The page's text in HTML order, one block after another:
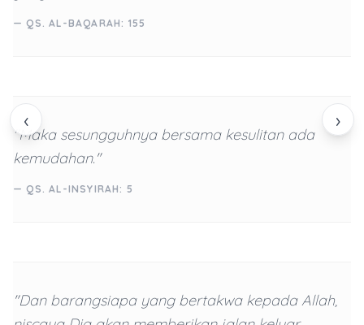
‹ ›
— QS. AL-BAQARAH: 155
"Maka sesungguhnya bersama kesulitan ada
kemudahan."
— QS. AL-INSYIRAH: 5
"Dan barangsiapa yang bertakwa kepada Allah,